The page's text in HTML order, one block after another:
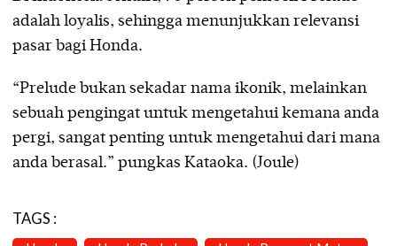
adalah loyalis, sehingga menunjukkan relevansi
pasar bagi Honda.
“Prelude bukan sekadar nama ikonik, melainkan
sebuah pengingat untuk mengetahui kemana anda
pergi, sangat penting untuk mengetahui dari mana
anda berasal.” pungkas Kataoka. (Joule)
TAGS :